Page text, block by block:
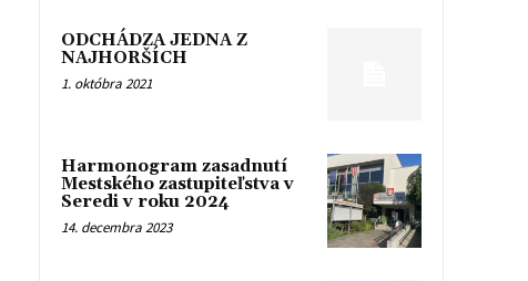
ODCHÁDZA JEDNA Z
NAJHORŠÍCH
1. októbra 2021
Harmonogram zasadnutí
Mestského zastupiteľstva v
Seredi v roku 2024
14. decembra 2023